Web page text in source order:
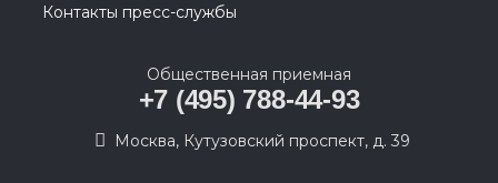
Контакты пресс-службы
Общественная приемная
+7 (495) 788-44-93
Москва, Кутузовский проспект, д. 39